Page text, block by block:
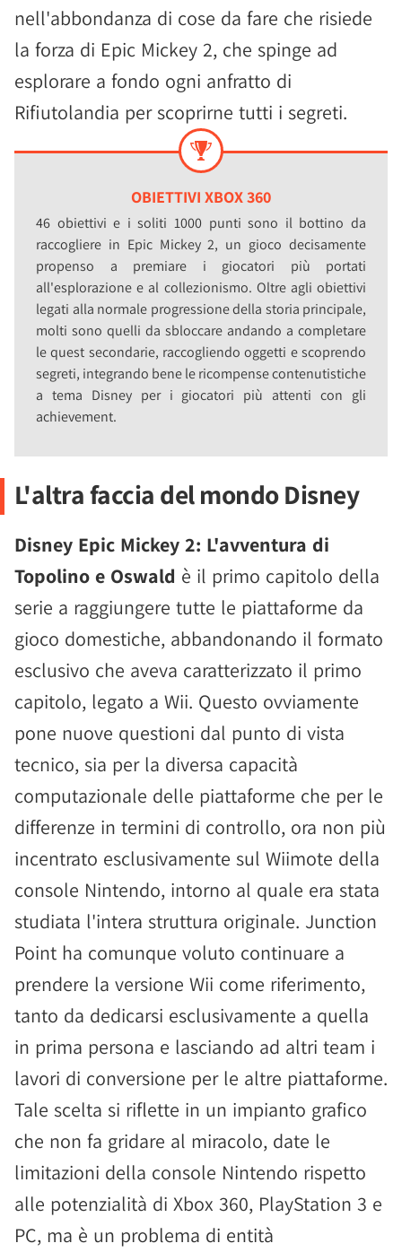
nell'abbondanza di cose da fare che risiede
la forza di Epic Mickey 2, che spinge ad
esplorare a fondo ogni anfratto di
Rifiutolandia per scoprirne tutti i segreti.
OBIETTIVI XBOX 360
46 obiettivi e i soliti 1000 punti sono il bottino da
raccogliere in Epic Mickey 2, un gioco decisamente
propenso a premiare i giocatori più portati
all'esplorazione e al collezionismo. Oltre agli obiettivi
legati alla normale progressione della storia principale,
molti sono quelli da sbloccare andando a completare
le quest secondarie, raccogliendo oggetti e scoprendo
segreti, integrando bene le ricompense contenutistiche
a tema Disney per i giocatori più attenti con gli
achievement.
L'altra faccia del mondo Disney
Disney Epic Mickey 2: L'avventura di
Topolino e Oswald è il primo capitolo della
serie a raggiungere tutte le piattaforme da
gioco domestiche, abbandonando il formato
esclusivo che aveva caratterizzato il primo
capitolo, legato a Wii. Questo ovviamente
pone nuove questioni dal punto di vista
tecnico, sia per la diversa capacità
computazionale delle piattaforme che per le
differenze in termini di controllo, ora non più
incentrato esclusivamente sul Wiimote della
console Nintendo, intorno al quale era stata
studiata l'intera struttura originale. Junction
Point ha comunque voluto continuare a
prendere la versione Wii come riferimento,
tanto da dedicarsi esclusivamente a quella
in prima persona e lasciando ad altri team i
lavori di conversione per le altre piattaforme.
Tale scelta si riflette in un impianto grafico
che non fa gridare al miracolo, date le
limitazioni della console Nintendo rispetto
alle potenzialità di Xbox 360, PlayStation 3 e
PC, ma è un problema di entità